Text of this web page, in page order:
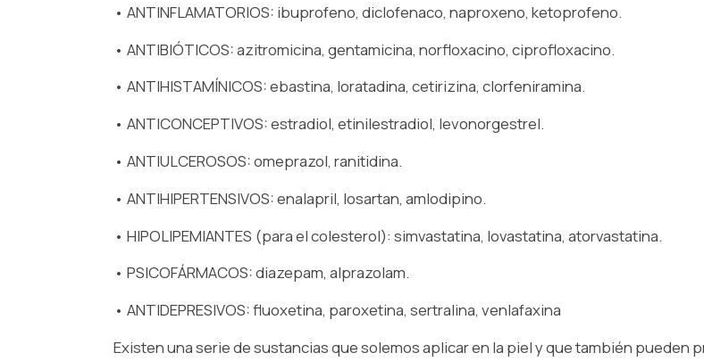
• ANTINFLAMATORIOS: ibuprofeno, diclofenaco, naproxeno, ketoprofeno.
• ANTIBIÓTICOS: azitromicina, gentamicina, norfloxacino, ciprofloxacino.
• ANTIHISTAMÍNICOS: ebastina, loratadina, cetirizina, clorfeniramina.
• ANTICONCEPTIVOS: estradiol, etinilestradiol, levonorgestrel.
• ANTIULCEROSOS: omeprazol, ranitidina.
• ANTIHIPERTENSIVOS: enalapril, losartan, amlodipino.
• HIPOLIPEMIANTES (para el colesterol): simvastatina, lovastatina, atorvastatina.
• PSICOFÁRMACOS: diazepam, alprazolam.
• ANTIDEPRESIVOS: fluoxetina, paroxetina, sertralina, venlafaxina
Existen una serie de sustancias que solemos aplicar en la piel y que también pueden